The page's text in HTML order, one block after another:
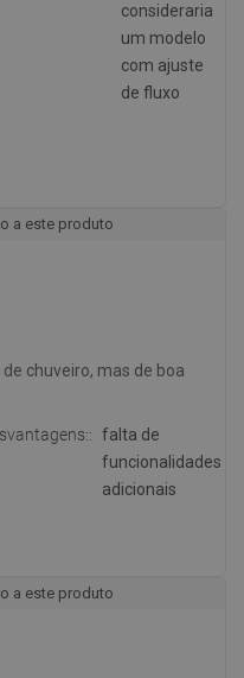
consideraria
um modelo
com ajuste
de fluxo
a este produto
chuveiro, mas de boa
falta de
funcionalidades
adicionais
a este produto